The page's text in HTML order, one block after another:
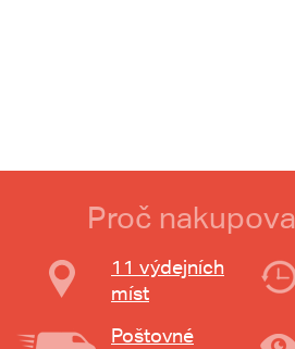
Proč
11 výdejních
míst
Poštovné